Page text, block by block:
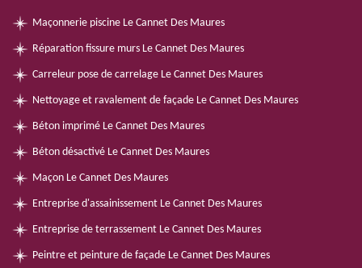
Maçonnerie piscine Le Cannet Des Maures
Réparation fissure murs Le Cannet Des Maures
Carreleur pose de carrelage Le Cannet Des Maures
Nettoyage et ravalement de façade Le Cannet Des Maures
Béton imprimé Le Cannet Des Maures
Béton désactivé Le Cannet Des Maures
Maçon Le Cannet Des Maures
Entreprise d'assainissement Le Cannet Des Maures
Entreprise de terrassement Le Cannet Des Maures
Peintre et peinture de façade Le Cannet Des Maures